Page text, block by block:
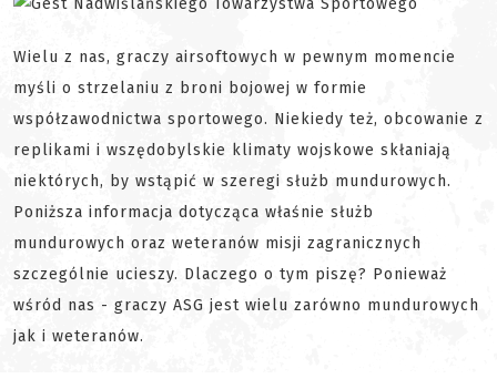
Wielu z nas, graczy airsoftowych w pewnym momencie
myśli o strzelaniu z broni bojowej w formie
współzawodnictwa sportowego. Niekiedy też, obcowanie z
replikami i wszędobylskie klimaty wojskowe skłaniają
niektórych, by wstąpić w szeregi służb mundurowych.
Poniższa informacja dotycząca właśnie służb
mundurowych oraz weteranów misji zagranicznych
szczególnie ucieszy. Dlaczego o tym piszę? Ponieważ
wśród nas - graczy ASG jest wielu zarówno mundurowych
jak i weteranów.